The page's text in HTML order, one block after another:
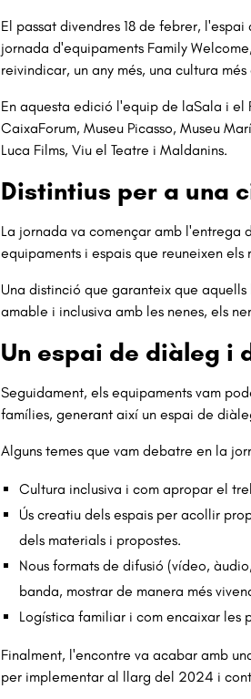
El passat divendres 18 de febrer,
jornada d'equipaments Family
reivindicar, un any més, una cultura
En aquesta edició l'equip de laSala i
CaixaForum, Museu Picasso, Museu
Luca Films, Viu el Teatre i Maldanins.
Distintius per a una
La jornada va començar amb l'entrega
equipaments i espais que reuneixen
Una distinció que garanteix que
amable i inclusiva amb les nenes, els
Un espai de diàleg i
Seguidament, els equipaments vam
famílies, generant així un espai de
Alguns temes que vam debatre en la
Cultura inclusiva i com apropar el
Ús creatiu dels espais per acollir
dels materials i propostes.
Nous formats de difusió (vídeo,
banda, mostrar de manera més
Logística familiar i com encaixar les
Finalment, l'encontre va acabar amb
per implementar al llarg del 2024 i